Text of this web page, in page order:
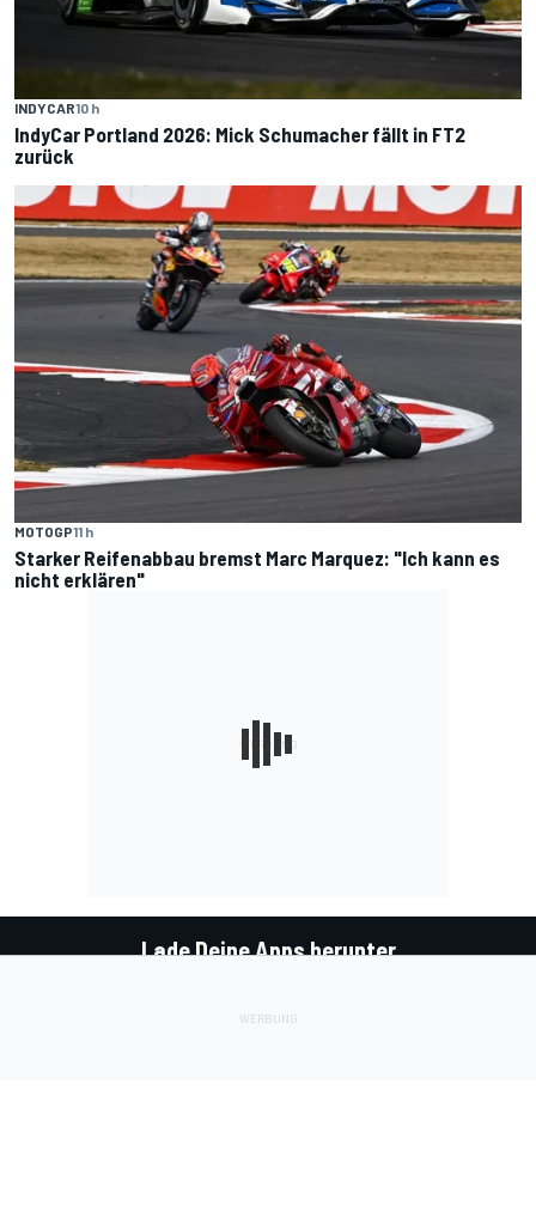
INDYCAR10 h
IndyCar Portland 2026: Mick Schumacher fällt in FT2
zurück
MOTOGP11 h
Starker Reifenabbau bremst Marc Marquez: "Ich kann es
nicht erklären"
Lade Deine Apps herunter